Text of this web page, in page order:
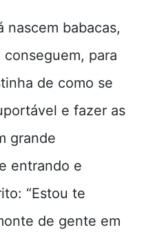
nascem babacas,
para
de como se
e fazer as
grande
entrando e
“Estou te
de gente em